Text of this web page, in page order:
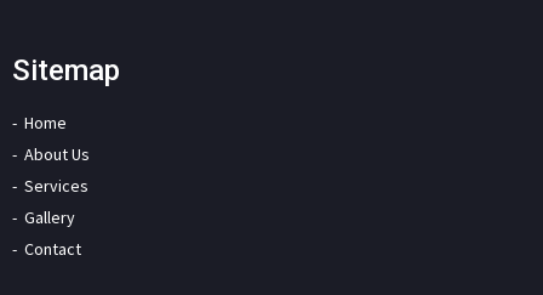
Sitemap
Home
About Us
Services
Gallery
Contact